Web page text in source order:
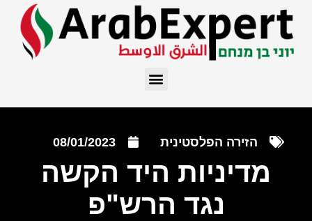
הזירה הפלסטינית 08/01/2023
מדיניות היד הקשה
נגד הרש"פ